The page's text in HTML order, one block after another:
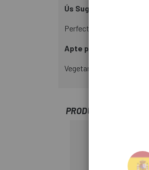
Ús Suggerit
Perfecte abans o durant
Apte per
Vegetarians, sense
PRODUCTOS